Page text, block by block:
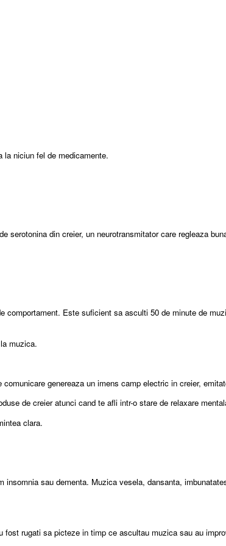
la niciun fel de medicamente.
din creier, un neurotransmitator care regleaza
Este suficient sa asculti 50 de minute de
muzica.
genereaza un imens camp electric in creier,
de creier atunci cand te afli intr-o stare de relaxare
clara.
sau dementa. Muzica vesela, dansanta,
rugati sa picteze in timp ce ascultau muzica sau au